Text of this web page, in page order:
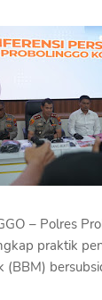
– Polres
praktik
(BBM)